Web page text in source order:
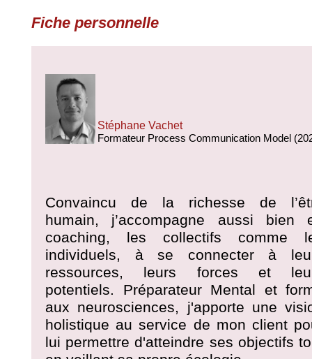
Fiche personnelle
Stéphane Vachet
Formateur Process Communication Model
Convaincu de la richesse de
humain, j’accompagne aussi bien
coaching, les collectifs comme
individuels, à se connecter à
ressources, leurs forces et
potentiels. Préparateur Mental et
aux neurosciences, j'apporte une
holistique au service de mon client
lui permettre d'atteindre ses objectifs